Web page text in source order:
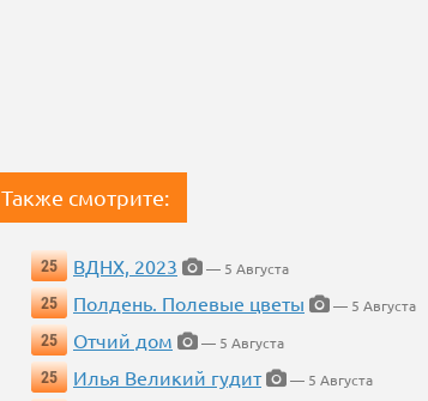
Также смотрите:
25 ВДНХ, 2023
— 5 Августа
25
Полдень. Полевые цветы
— 5 Августа
25
Отчий дом
— 5 Августа
25
Илья Великий гудит
— 5 Августа